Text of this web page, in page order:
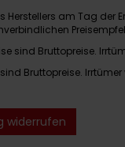
Herstellers am Tag der
sind Bruttopreise.
Bruttopreise.
widerrufen